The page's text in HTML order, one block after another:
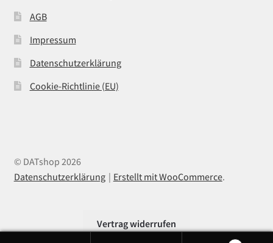
AGB
Impressum
Datenschutzerklärung
Cookie-Richtlinie (EU)
© DATshop 2026
Datenschutzerklärung
Erstellt mit WooCommerce.
Vertrag widerrufen